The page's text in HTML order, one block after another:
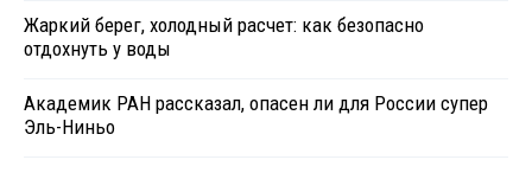
Жаркий берег, холодный расчет: как безопасно
отдохнуть у воды
Академик РАН рассказал, опасен ли для России супер
Эль-Ниньо